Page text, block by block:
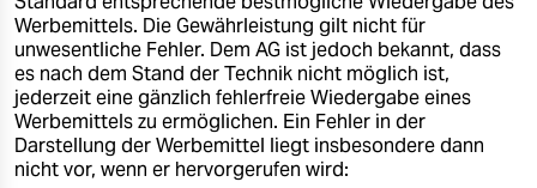
Werbemittels. Die Gewährleistung gilt nicht für
unwesentliche Fehler. Dem AG ist jedoch bekannt, dass
es nach dem Stand der Technik nicht möglich ist,
jederzeit eine gänzlich fehlerfreie Wiedergabe eines
Werbemittels zu ermöglichen. Ein Fehler in der
Darstellung der Werbemittel liegt insbesondere dann
nicht vor, wenn er hervorgerufen wird: